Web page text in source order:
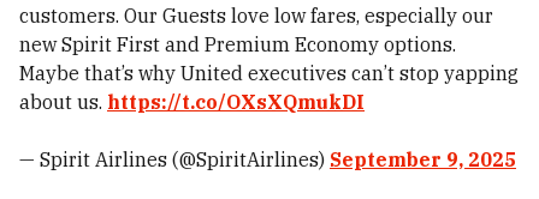
customers. Our Guests love low fares, especially our
new Spirit First and Premium Economy options.
Maybe that’s why United executives can’t stop yapping
about us. https://t.co/OXsXQmukDI
— Spirit Airlines (@SpiritAirlines) September 9, 2025